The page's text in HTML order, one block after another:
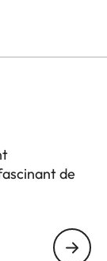
de